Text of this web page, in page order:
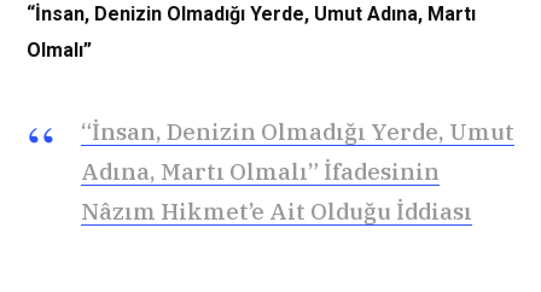
“İnsan, Denizin Olmadığı Yerde, Umut Adına, Martı
Olmalı”
“İnsan, Denizin Olmadığı Yerde, Umut
Adına, Martı Olmalı” İfadesinin
Nâzım Hikmet’e Ait Olduğu İddiası